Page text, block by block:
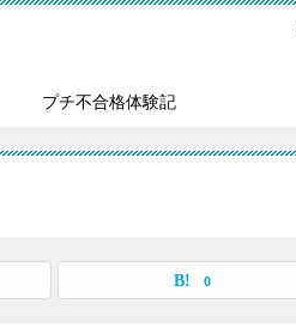
プチ不合格体験記
0